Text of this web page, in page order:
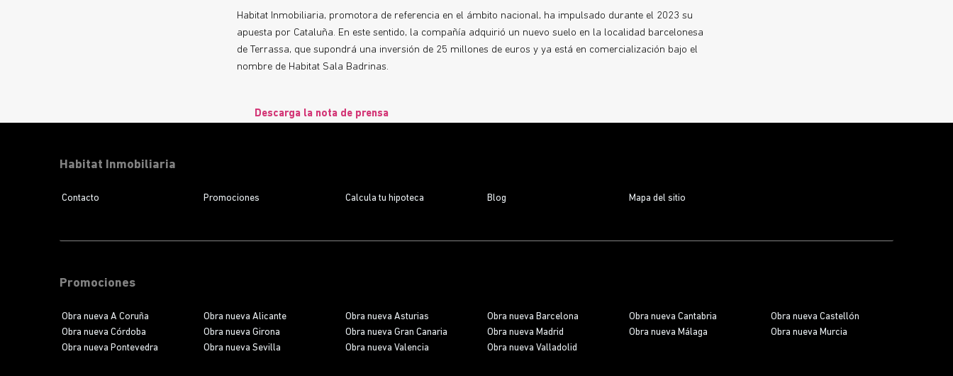
Habitat Inmobiliaria, promotora de referencia en el ámbito nacional, ha impulsado durante el 2023 su
apuesta por Cataluña. En este sentido, la compañía adquirió un nuevo suelo en la localidad barcelonesa
de Terrassa, que supondrá una inversión de 25 millones de euros y ya está en comercialización bajo el
nombre de Habitat Sala Badrinas.
Descarga la nota de prensa
Promociones
Obra nueva A Coruña Obra nueva Alicante Obra nueva Asturias Obra nueva Barcelona Obra nueva Cantabria
Obra nueva Castellón
Obra nueva Córdoba
Obra nueva Girona Obra nueva Gran Canaria Obra nueva Madrid Obra nueva Málaga
Obra nueva Murcia
Obra nueva Pontevedra
Obra nueva Sevilla Obra nueva Valencia Obra nueva Valladolid
Habitat Inmobiliaria
Contacto Promociones Calcula tu hipoteca Blog Mapa del sitio